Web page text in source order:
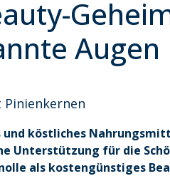
Augen
köstliches
Unterstützung für die
als kostengünstiges